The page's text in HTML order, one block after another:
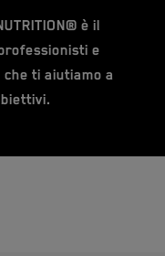
è il
e
ti aiutiamo a